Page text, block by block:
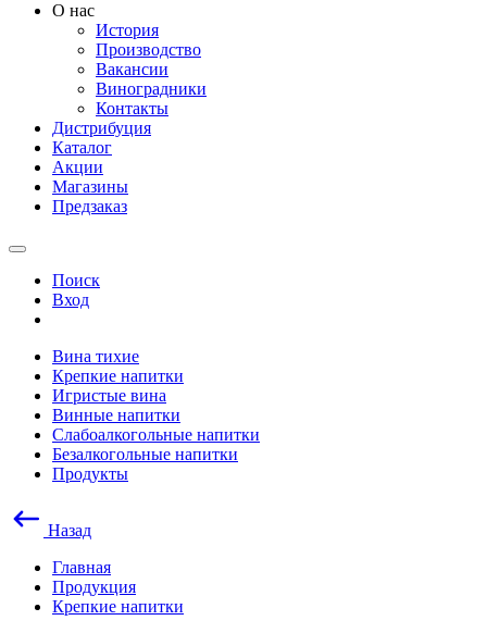
О нас
История
Производство
Вакансии
Виноградники
Контакты
Дистрибуция
Каталог
Акции
Магазины
Предзаказ
Поиск
Вход
Вина тихие
Крепкие напитки
Игристые вина
Винные напитки
Слабоалкогольные напитки
Безалкогольные напитки
Продукты
Назад
Главная
Продукция
Крепкие напитки